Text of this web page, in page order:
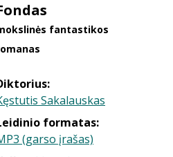
fantastikos
Sakalauskas
formatas:
(garso įrašas)